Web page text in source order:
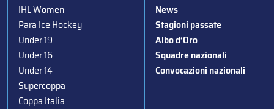
IHL Women
Para Ice Hockey
Under 19
Under 16
Under 14
Supercoppa
Coppa Italia
News
Stagioni passate
Albo d’Oro
Squadre nazionali
Convocazioni nazionali